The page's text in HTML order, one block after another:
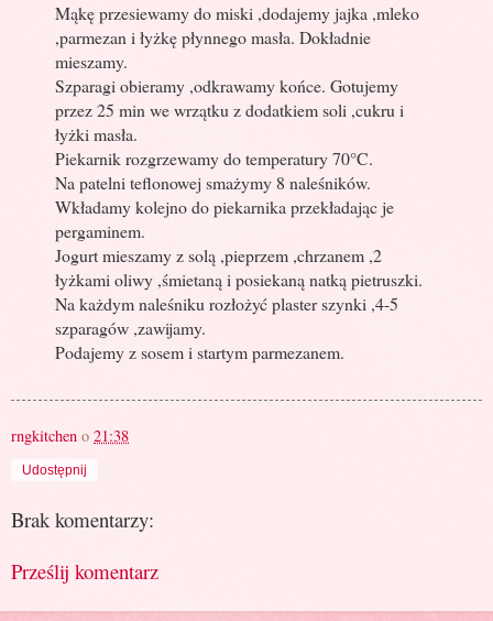
Mąkę przesiewamy do miski ,dodajemy jajka ,mleko
,parmezan i łyżkę płynnego masła. Dokładnie
mieszamy.
Szparagi obieramy ,odkrawamy końce. Gotujemy
przez 25 min we wrzątku z dodatkiem soli ,cukru i
łyżki masła.
Piekarnik rozgrzewamy do temperatury 70°C.
Na patelni teflonowej smażymy 8 naleśników.
Wkładamy kolejno do piekarnika przekładając je
pergaminem.
Jogurt mieszamy z solą ,pieprzem ,chrzanem ,2
łyżkami oliwy ,śmietaną i posiekaną natką pietruszki.
Na każdym naleśniku rozłożyć plaster szynki ,4-5
szparagów ,zawijamy.
Podajemy z sosem i startym parmezanem.
rngkitchen o 21:38
Udostępnij
Brak komentarzy:
Prześlij komentarz